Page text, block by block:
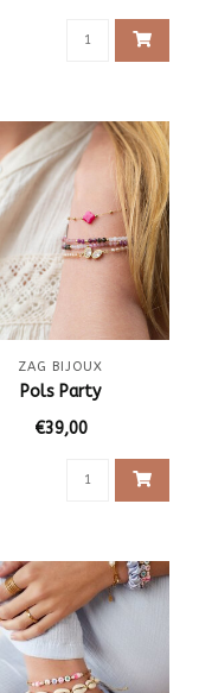
ZAG BIJOUX
Pols Party
€39,00